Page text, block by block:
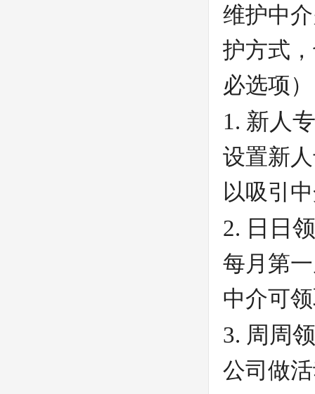
维护中
护方式
必选项
1. 新人
设置新
以吸引
2. 日日
每月第
中介可
3. 周周
公司做